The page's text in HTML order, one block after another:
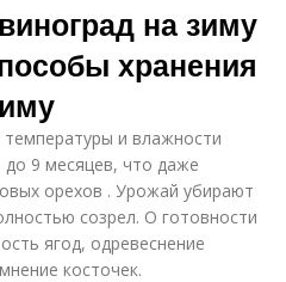
на зиму
хранения
и влажности
9 месяцев, что даже
орехов . Урожай убирают
созрел. О готовности
ягод, одревеснение
косточек.